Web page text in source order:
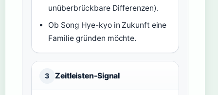
unüberbrückbare Differenzen).
Ob Song Hye-kyo in Zukunft eine
Familie gründen möchte.
3 Zeitleisten-Signal